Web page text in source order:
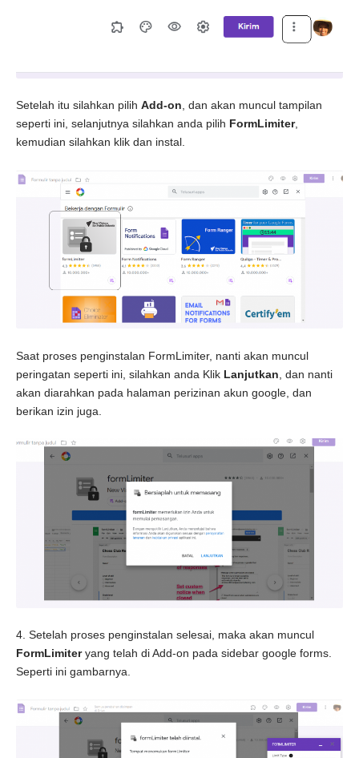
Setelah itu silahkan pilih Add-on, dan akan muncul tampilan
seperti ini, selanjutnya silahkan anda pilih FormLimiter,
kemudian silahkan klik dan instal.
Saat proses penginstalan FormLimiter, nanti akan muncul
peringatan seperti ini, silahkan anda Klik Lanjutkan , dan nanti
akan diarahkan pada halaman perizinan akun google, dan
berikan izin juga.
4. Setelah proses penginstalan selesai, maka akan muncul
FormLimiteryang telah di Add-on pada sidebar google forms.
Seperti ini gambarnya.